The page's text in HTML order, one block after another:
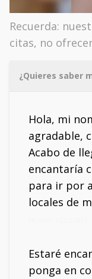
Recuerda:
citas, no
¿Quieres saber
Hola, mi
agradable,
Acabo de
encantaría
para ir por
locales de
Estaré
ponga en